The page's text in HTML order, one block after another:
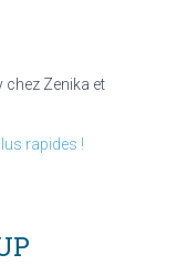
chez Zenika et
rapides !